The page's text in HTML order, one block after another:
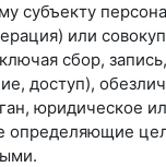
субъекту
или
сбор,
доступ),
юридическое